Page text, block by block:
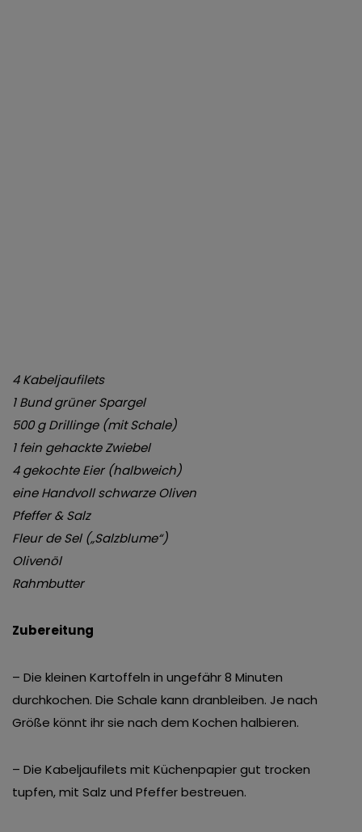
4 Kabeljaufilets
1 Bund grüner Spargel
500 g Drillinge (mit Schale)
1 fein gehackte Zwiebel
4 gekochte Eier (halbweich)
eine Handvoll schwarze Oliven
Pfeffer & Salz
Fleur de Sel („Salzblume“)
Olivenöl
Rahmbutter
Zubereitung
– Die kleinen Kartoffeln in ungefähr 8 Minuten
durchkochen. Die Schale kann dranbleiben. Je nach
Größe könnt ihr sie nach dem Kochen halbieren.
– Die Kabeljaufilets mit Küchenpapier gut trocken
tupfen, mit Salz und Pfeffer bestreuen.